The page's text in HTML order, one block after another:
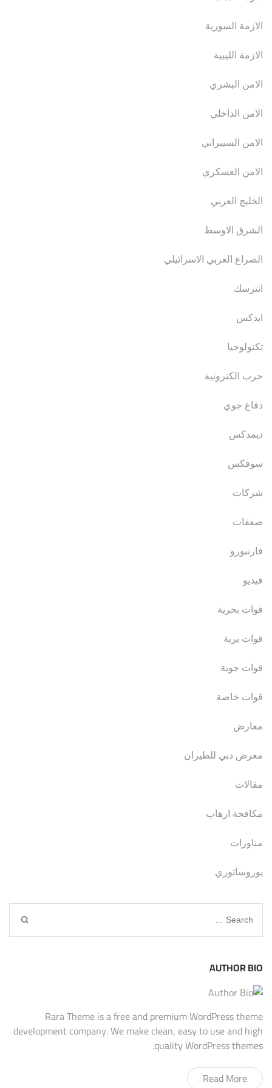
الازمة السورية
الازمة الليبية
الامن البشري
الامن الداخلي
الامن السيبراني
الامن العسكري
الخليج العربي
الشرق الاوسط
الصراع العربي الاسرائيلي
انترسك
ايدكس
تكنولوجيا
حرب الكترونية
دفاع جوي
ديمدكس
سوفكس
شركات
صفقات
فارنبورو
فيديو
قوات بحرية
قوات برية
قوات جوية
قوات خاصة
معارض
معرض دبي للطيران
مقالات
مكافحة ارهاب
مناورات
يوروساتوري
Search
for:
AUTHOR BIO
Rara Theme is a free and premium WordPress theme
development company. We make clean, easy to use and high
quality WordPress themes.
Read More